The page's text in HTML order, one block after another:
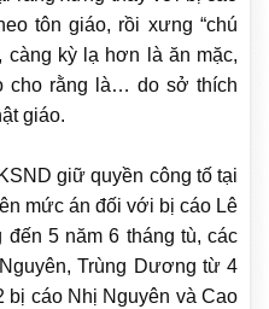
tôn giáo, rồi xưng “chú
càng kỳ lạ hơn là ăn mặc,
cho rằng là… do sở thích
giáo.
giữ quyền công tố tại
mức án đối với bị cáo Lê
5 năm 6 tháng tù, các
Trùng Dương từ 4
bị cáo Nhị Nguyên và Cao